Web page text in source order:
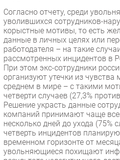
Согласно отчету, среди
уволившихся сотрудников-
корыстные мотивы, то есть
данные в личных целях или
работодателя – на такие
рассмотренных инцидентов в
При этом экс-сотрудники
организуют утечки из чувства
среднем в мире – с такими
четверти случаев (27,3%
Решение украсть данные
компаний принимают чаще
несколько дней до ухода (75%
четверть инцидентов
временном горизонте от
увольняющиеся похищают